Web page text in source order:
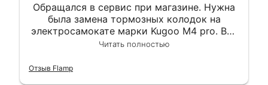
Обращался в сервис при магазине. Нужна
была замена тормозных колодок на
электросамокате марки Kugoo M4 pro. Всё
сделали в лучшем виде и в максимально
гарантии, поэтому и обратился в этот
Читать полностью
Отзыв Flamp